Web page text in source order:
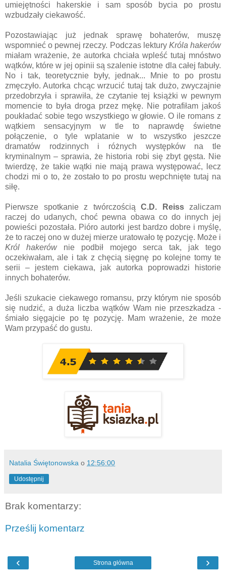
umiejętności hakerskie i sam sposób bycia po prostu
wzbudzały ciekawość.
Pozostawiając już jednak sprawę bohaterów, muszę
wspomnieć o pewnej rzeczy. Podczas lektury Króla hakerów
miałam wrażenie, że autorka chciała wpleść tutaj mnóstwo
wątków, które w jej opinii są szalenie istotne dla całej fabuły.
No i tak, teoretycznie były, jednak... Mnie to po prostu
zmęczyło. Autorka chcąc wrzucić tutaj tak dużo, zwyczajnie
przedobrzyła i sprawiła, że czytanie tej książki w pewnym
momencie to była droga przez mękę. Nie potrafiłam jakoś
poukładać sobie tego wszystkiego w głowie. O ile romans z
wątkiem sensacyjnym w tle to naprawdę świetne
połączenie, o tyle wplatanie w to wszystko jeszcze
dramatów rodzinnych i różnych występków na tle
kryminalnym – sprawia, że historia robi się zbyt gęsta. Nie
twierdzę, że takie wątki nie mają prawa występować, lecz
chodzi mi o to, że zostało to po prostu wepchnięte tutaj na
siłę.
Pierwsze spotkanie z twórczością C.D. Reisszaliczam
raczej do udanych, choć pewna obawa co do innych jej
powieści pozostała. Pióro autorki jest bardzo dobre i myślę,
że to raczej ono w dużej mierze uratowało tę pozycję. Może i
Król hakerównie podbił mojego serca tak, jak tego
oczekiwałam, ale i tak z chęcią sięgnę po kolejne tomy te
serii – jestem ciekawa, jak autorka poprowadzi historie
innych bohaterów.
Jeśli szukacie ciekawego romansu, przy którym nie sposób
się nudzić, a duża liczba wątków Wam nie przeszkadza -
śmiało sięgajcie po tę pozycję. Mam wrażenie, że może
Wam przypaść do gustu.
Natalia Świętonowska o 12:56:00
Udostępnij
Brak komentarzy:
Prześlij komentarz
‹ ›
Strona główna